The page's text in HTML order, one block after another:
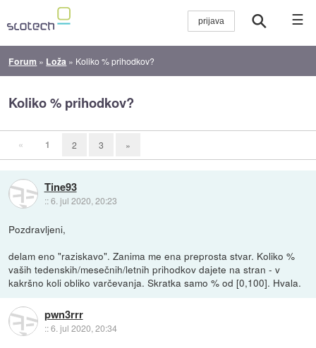
☰
Forum » Loža » Koliko % prihodkov?
Koliko % prihodkov?
« 1 2 3 »
Tine93
::6. jul 2020, 20:23
Pozdravljeni,
delam eno "raziskavo". Zanima me ena preprosta stvar. Koliko %
vaših tedenskih/mesečnih/letnih prihodkov dajete na stran - v
kakršno koli obliko varčevanja. Skratka samo % od [0,100]. Hvala.
pwn3rrr
::6. jul 2020, 20:34